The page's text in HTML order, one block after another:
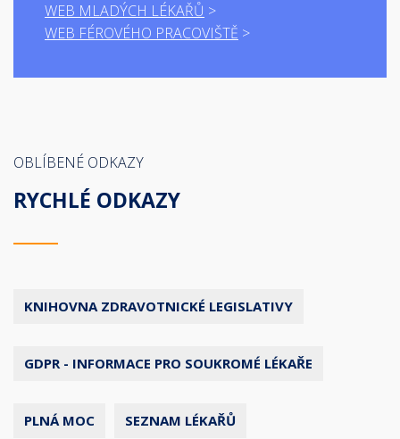
WEB MLADÝCH LÉKAŘŮ
WEB FÉROVÉHO PRACOVIŠTĚ
OBLÍBENÉ ODKAZY
RYCHLÉ ODKAZY
KNIHOVNA ZDRAVOTNICKÉ LEGISLATIVY
GDPR - INFORMACE PRO SOUKROMÉ LÉKAŘE
PLNÁ MOC SEZNAM LÉKAŘŮ